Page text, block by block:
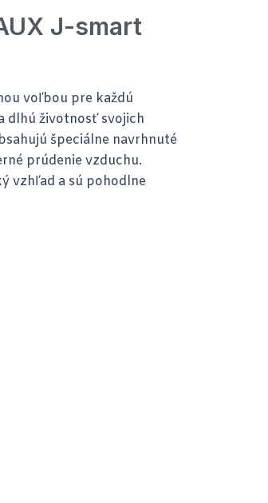
J-smart
voľbou pre každú
dlhú životnosť svojich
špeciálne navrhnuté
prúdenie vzduchu.
vzhľad a sú pohodlne